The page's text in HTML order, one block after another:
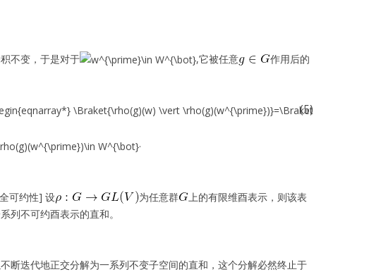
不变，于是对于 ,它被任意
作用后的
(5)
.
可约性] 设 为任意群
上的有限维酉表示，则该表
列不可约酉表示的直和。
断迭代地正交分解为一系列不变子空间的直和，这个分解必然终止于